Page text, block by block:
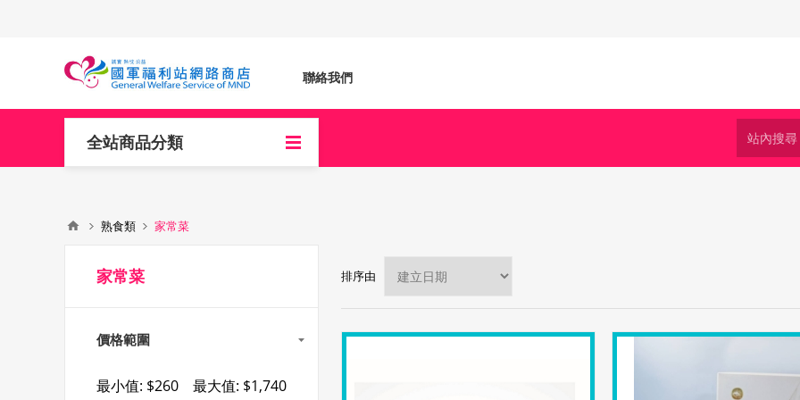
聯絡我們
全站商品分類
熟食類 家常菜
排序由
家常菜
價格範圍
最小值: $260 最大值: $1,740